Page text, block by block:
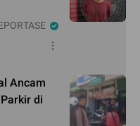
Ancam
di